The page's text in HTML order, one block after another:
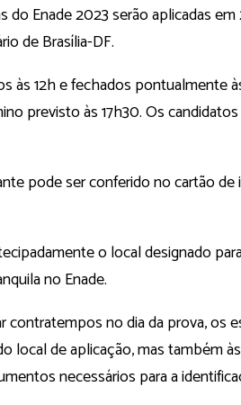
do Enade 2023 serão aplicadas
de Brasília-DF.
12h e fechados pontualmente
previsto às 17h30. Os
pode ser conferido no cartão de
o local designado
no Enade.
contratempos no dia da prova, os
local de aplicação, mas também
necessários para a